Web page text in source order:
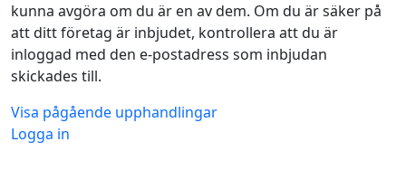
kunna avgöra om du är en av dem. Om du är säker på
att ditt företag är inbjudet, kontrollera att du är
inloggad med den e-postadress som inbjudan
skickades till.
Visa pågående upphandlingar
Logga in